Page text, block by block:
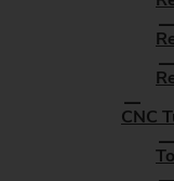
CNC